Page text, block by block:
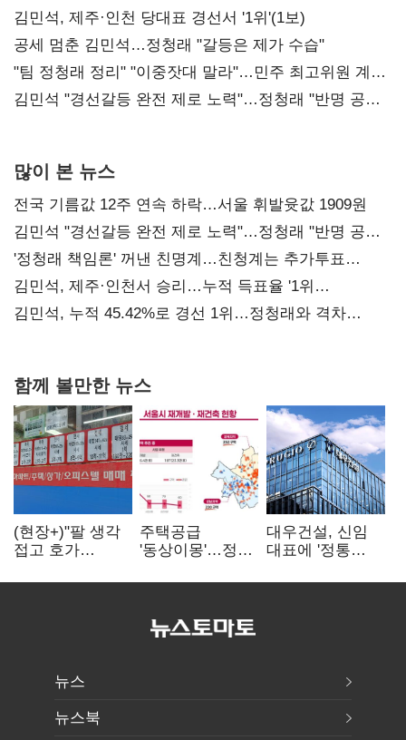
0.86%p(2보)
김민석, 제주·인천 당대표 경선서 '1위'(1보)
공세 멈춘 김민석…정청래 "갈등은 제가 수습"
"팀 정청래 정리" "이중잣대 말라"…민주 최고위원 계파
다툼 격화
김민석 "경선갈등 완전 제로 노력"…정청래 "반명 공세
많이 본 뉴스
전국 기름값 12주 연속 하락…서울 휘발윳값 1909원
김민석 "경선갈등 완전 제로 노력"…정청래 "반명 공세
사과부터"
'정청래 책임론' 꺼낸 친명계…친청계는 추가투표
때리기
김민석, 제주·인천서 승리…누적 득표율 '1위
탈환'(종합)
김민석, 누적 45.42%로 경선 1위…정청래와 격차
함께 볼만한 뉴스
(현장+)"팔 생각
접고 호가
똘똘한 한 채'
주택공급
'동상이몽'…정부
없으면 '공수표'
대우건설, 신임
대표에 '정통
부사장 내정
뉴스
뉴스북